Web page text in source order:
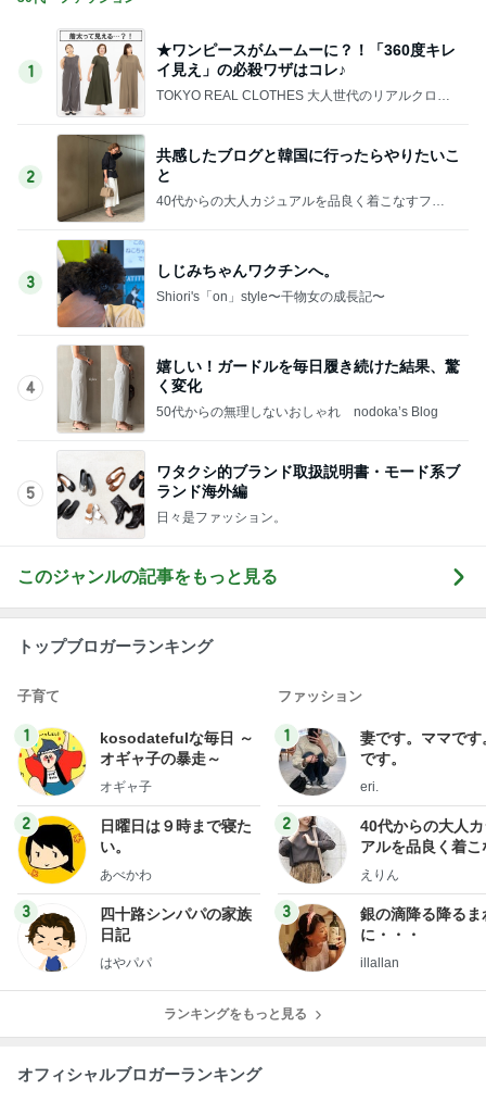
1
★ワンピースがムームーに？！「360度キレ
イ見え」の必殺ワザはコレ♪
TOKYO REAL CLOTHES 大人世代のリアルクロー
2
共感したブログと韓国に行ったらやりたいこ
と
40代からの大人カジュアルを品良く着こなすファ
3
しじみちゃんワクチンへ。
Shiori's「on」style〜干物女の成長記〜
4
嬉しい！ガードルを毎日履き続けた結果、驚
く変化
50代からの無理しないおしゃれ nodoka’s Blog
5
ワタクシ的ブランド取扱説明書・モード系ブ
ランド海外編
日々是ファッション。
このジャンルの記事をもっと見る
トップブロガーランキング
子育て
1
kosodatefulな毎日 ～
オギャ子の暴走～
オギャ子
2
日曜日は９時まで寝た
い。
あべかわ
3
四十路シンパパの家族
日記
はやパパ
ファッション
1
妻です。ママです
です。
eri.
2
40代からの大人
アルを品良く着こ
ファッションブロ
えりん
3
銀の滴降る降るま
に・・・
illallan
ランキングをもっと見る
オフィシャルブロガーランキング